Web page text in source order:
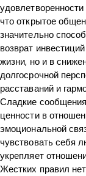
что открытое
значительно
возврат
жизни, но и в
долгосрочной
расставаний и
Сладкие
ценности в
эмоциональной
чувствовать себя
укрепляет
Жестких правил